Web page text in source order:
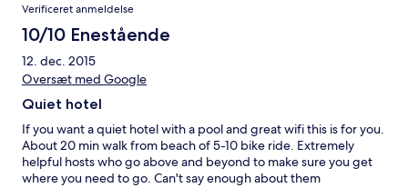
Verificeret anmeldelse
10/10 Enestående
12. dec. 2015
Oversæt med Google
Quiet hotel
If you want a quiet hotel with a pool and great wifi this is for you.
About 20 min walk from beach of 5-10 bike ride. Extremely
helpful hosts who go above and beyond to make sure you get
where you need to go. Can't say enough about them